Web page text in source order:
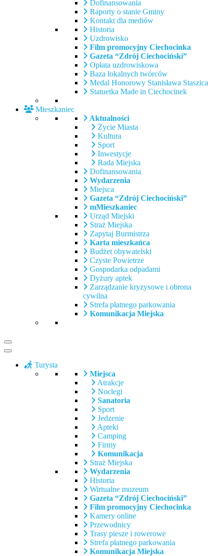
Dofinansowania
Raporty o stanie Gminy
Kontakt dla mediów
Historia
Uzdrowisko
Film promocyjny Ciechocinka
Gazeta “Zdrój Ciechociński”
Opłata uzdrowiskowa
Baza lokalnych twórców
Medal Honorowy Stanisława Staszica
Statuetka Made in Ciechocinek
Mieszkaniec
Aktualności
Życie Miasta
Kultura
Sport
Inwestycje
Rada Miejska
Dofinansowania
Wydarzenia
Miejsca
Gazeta “Zdrój Ciechociński”
mMieszkaniec
Urząd Miejski
Straż Miejska
Zapytaj Burmistrza
Karta mieszkańca
Budżet obywatelski
Czyste Powietrze
Gospodarka odpadami
Dyżury aptek
Zarządzanie kryzysowe i obrona
cywilna
Strefa płatnego parkowania
Komunikacja Miejska
Turysta
Miejsca
Atrakcje
Noclegi
Sanatoria
Sport
Jedzenie
Apteki
Camping
Firmy
Komunikacja
Straż Miejska
Wydarzenia
Historia
Wirtualne muzeum
Gazeta “Zdrój Ciechociński”
Film promocyjny Ciechocinka
Kamery online
Przewodnicy
Trasy piesze i rowerowe
Strefa płatnego parkowania
Komunikacja Miejska